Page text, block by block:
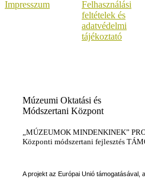
Impresszum
Felhasználási
feltételek és
adatvédelmi
tájékoztató
Múzeumi Oktatási és
Módszertani Központ
„MÚZEUMOK MINDENKINEK”
Központi módszertani fejlesztés
A projekt az Európai Unió támogatásával,